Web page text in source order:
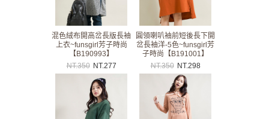
混色絨布開高岔長版長袖
上衣~funsgirl芳子時尚
【B190993】
NT.350 NT.277
圓領喇叭袖前短後長下開
岔長袖洋-5色~funsgirl芳
子時尚【B191001】
NT.350 NT.298